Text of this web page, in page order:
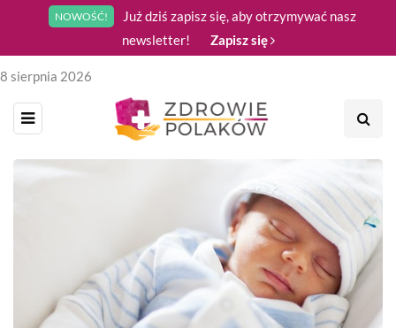
NOWOŚĆ!
Już dziś zapisz się, aby otrzymywać nasz
newsletter!
Zapisz się
8 sierpnia 2026